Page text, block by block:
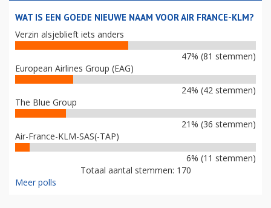
WAT IS EEN GOEDE NIEUWE NAAM VOOR AIR FRANCE-KLM?
Verzin alsjeblieft iets anders
47% (81 stemmen)
European Airlines Group (EAG)
24% (42 stemmen)
The Blue Group
21% (36 stemmen)
Air-France-KLM-SAS(-TAP)
6% (11 stemmen)
Totaal aantal stemmen: 170
Meer polls